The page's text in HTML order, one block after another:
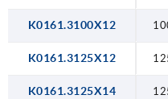
K0161.3100X12
K0161.3125X12
K0161.3125X14